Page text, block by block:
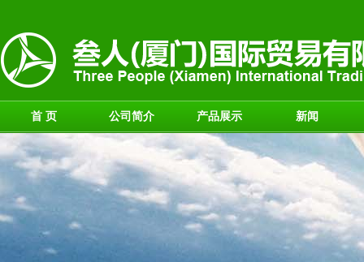
首 页 公司简介 产品展示 新闻